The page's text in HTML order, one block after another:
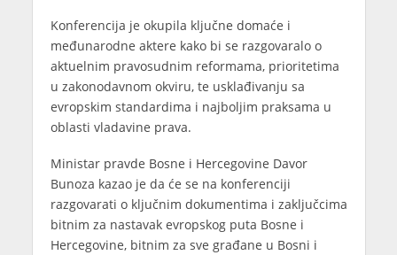
Konferencija je okupila ključne domaće i
međunarodne aktere kako bi se razgovaralo o
aktuelnim pravosudnim reformama, prioritetima
u zakonodavnom okviru, te usklađivanju sa
evropskim standardima i najboljim praksama u
oblasti vladavine prava.
Ministar pravde Bosne i Hercegovine Davor
Bunoza kazao je da će se na konferenciji
razgovarati o ključnim dokumentima i zaključcima
bitnim za nastavak evropskog puta Bosne i
Hercegovine, bitnim za sve građane u Bosni i